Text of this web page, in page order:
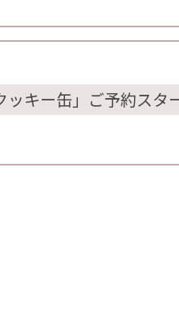
ッキー缶」ご予約スタ